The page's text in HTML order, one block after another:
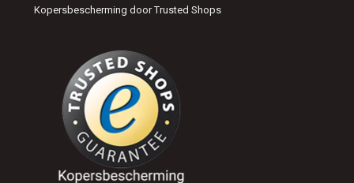
Kopersbescherming door Trusted Shops